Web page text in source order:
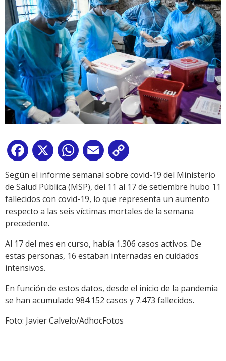
Facebook
X WhatsApp
Email
Link
Según el informe semanal sobre covid-19 del Ministerio
de Salud Pública (MSP), del 11 al 17 de setiembre hubo 11
fallecidos con covid-19, lo que representa un aumento
respecto a las seis víctimas mortales de la semana
precedente.
Al 17 del mes en curso, había 1.306 casos activos. De
estas personas, 16 estaban internadas en cuidados
intensivos.
En función de estos datos, desde el inicio de la pandemia
se han acumulado 984.152 casos y 7.473 fallecidos.
Foto: Javier Calvelo/AdhocFotos